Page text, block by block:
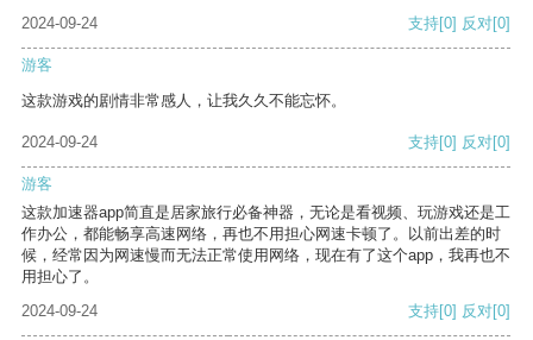
2024-09-24
支持[0] 反对[0]
游客
这款游戏的剧情非常感人，让我久久不能忘怀。
2024-09-24 支持[0] 反对[0]
游客
这款加速器app简直是居家旅行必备神器，无论是看视频、玩游戏还是工
作办公，都能畅享高速网络，再也不用担心网速卡顿了。以前出差的时
候，经常因为网速慢而无法正常使用网络，现在有了这个app，我再也不
用担心了。
2024-09-24
支持[0] 反对[0]